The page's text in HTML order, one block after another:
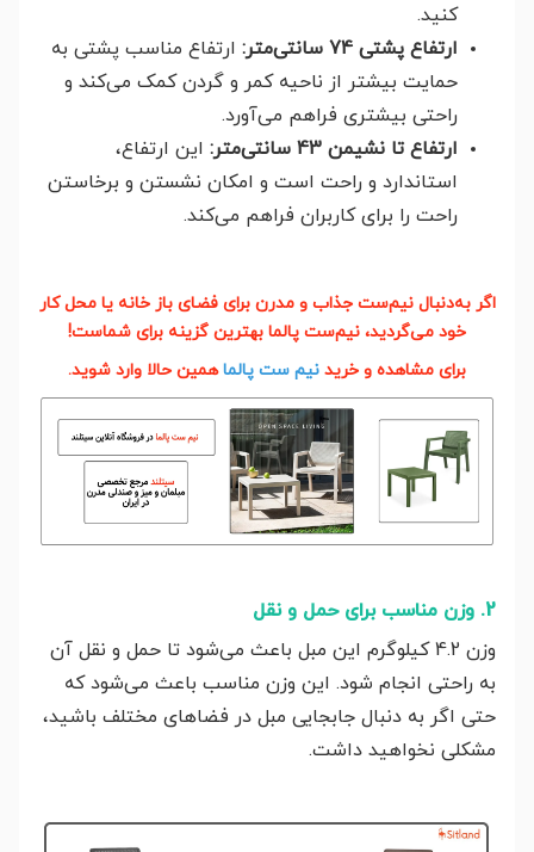
کنید.
ارتفاع پشتی 74 سانتی‌متر:
ارتفاع مناسب پشتی به
حمایت بیشتر از ناحیه کمر و گردن کمک می‌کند و
راحتی بیشتری فراهم می‌آورد.
ارتفاع تا نشیمن 43 سانتی‌متر:
این ارتفاع،
استاندارد و راحت است و امکان نشستن و برخاستن
راحت را برای کاربران فراهم می‌کند.
اگر به‌دنبال نیم‌ست جذاب و مدرن برای فضای باز خانه یا محل کار
خود می‌گردید، نیم‌ست پالما بهترین گزینه برای شماست!
برای مشاهده و خرید نیم ست پالماهمین حالا وارد شوید.
2. وزن مناسب برای حمل و نقل
وزن 4.2 کیلوگرم این مبل باعث می‌شود تا حمل و نقل آن
به راحتی انجام شود. این وزن مناسب باعث می‌شود که
حتی اگر به دنبال جابجایی مبل در فضاهای مختلف باشید،
مشکلی نخواهید داشت.